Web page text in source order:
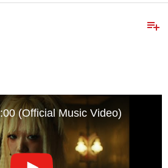
playlist_add
(Official Music Video)